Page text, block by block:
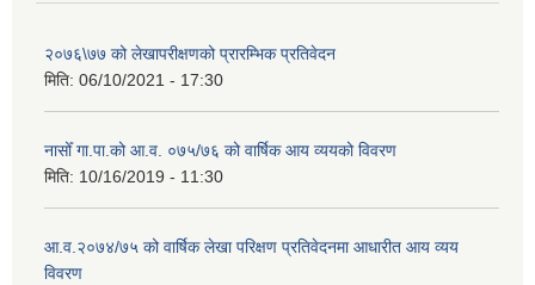
२०७६\७७ को लेखापरीक्षणको प्रारम्भिक प्रतिवेदन
मिति: 06/10/2021 - 17:30
नासोँ गा.पा.को आ.व. ०७५/७६ को वार्षिक आय व्ययको विवरण
मिति: 10/16/2019 - 11:30
आ.व.२०७४/७५ को वार्षिक लेखा परिक्षण प्रतिवेदनमा आधारीत आय व्यय
विवरण